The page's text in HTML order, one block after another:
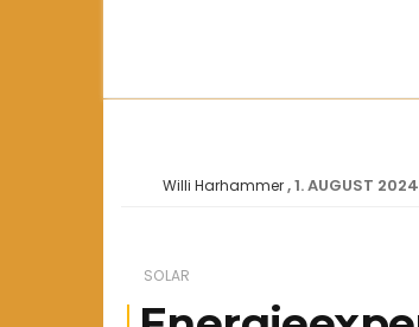
SOLAR
Willi Harhammer 1. AUGUST 2024